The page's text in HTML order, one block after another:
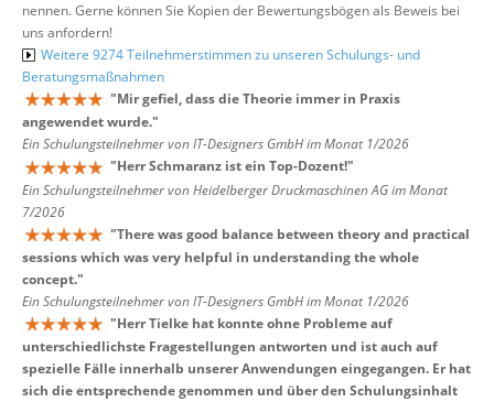
nennen. Gerne können Sie Kopien der Bewertungsbögen als Beweis bei
uns anfordern!
Weitere 9274 Teilnehmerstimmen zu unseren Schulungs- und
Beratungsmaßnahmen
"Mir gefiel, dass die Theorie immer in Praxis
angewendet wurde."
Ein Schulungsteilnehmer von IT-Designers GmbH im Monat 1/2026
"Herr Schmaranz ist ein Top-Dozent!"
Ein Schulungsteilnehmer von Heidelberger Druckmaschinen AG im Monat
7/2026
"There was good balance between theory and practical
sessions which was very helpful in understanding the whole
concept."
Ein Schulungsteilnehmer von IT-Designers GmbH im Monat 1/2026
"Herr Tielke hat konnte ohne Probleme auf
unterschiedlichste Fragestellungen antworten und ist auch auf
spezielle Fälle innerhalb unserer Anwendungen eingegangen. Er hat
sich die entsprechende genommen und über den Schulungsinhalt